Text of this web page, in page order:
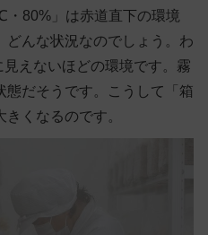
80%」は赤道直下の環境
どんな状況なのでしょう。わ
えないほどの環境です。霧
態だそうです。こうして「箱
くなるのです。